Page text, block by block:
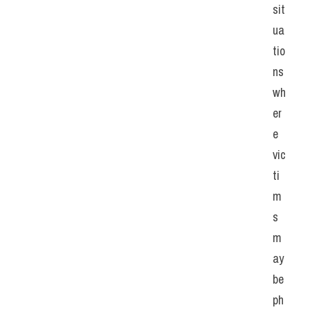
sit
ua
tio
ns
wh
er
e
vic
ti
m
s
m
ay
be
ph